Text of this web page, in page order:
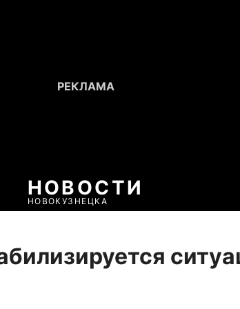
НОВОСТИ
НОВОКУЗНЕЦКА